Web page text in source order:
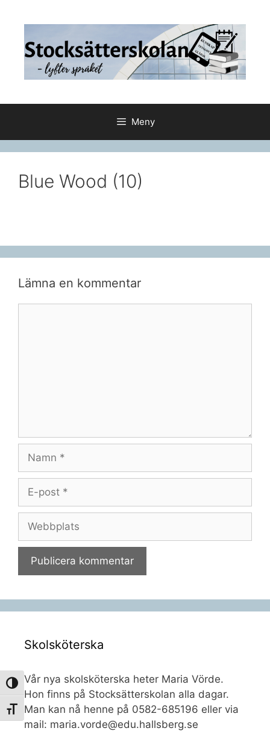
Slå på/av hög kontrast
Slå på/av textstorlek
Meny
Blue Wood (10)
Lämna en kommentar
Namn
Webbplats
Skolsköterska
Vår nya skolsköterska heter Maria Vörde.
Hon finns på Stocksätterskolan alla dagar.
Man kan nå henne på 0582-685196 eller via
mail: maria.vorde@edu.hallsberg.se